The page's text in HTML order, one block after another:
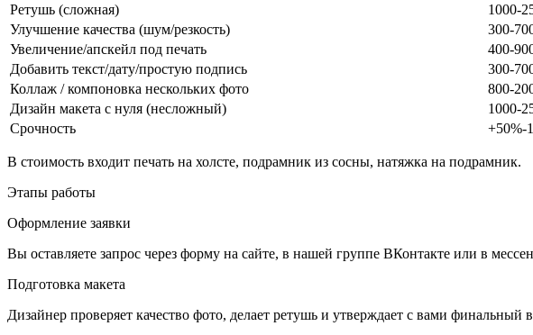
Ретушь (сложная)
1000-
Улучшение качества (шум/резкость)
300-
Увеличение/апскейл под печать
400-
Добавить текст/дату/простую подпись
300-
Коллаж / компоновка нескольких фото
800-
Дизайн макета с нуля (несложный)
1000-
Срочность
+50%-
В стоимость входит печать на холсте, подрамник из сосны, натяжка на подрамник.
Этапы работы
Оформление заявки
Вы оставляете запрос через форму на сайте, в нашей группе ВКонтакте или в
Подготовка макета
Дизайнер проверяет качество фото, делает ретушь и утверждает с вами финальный